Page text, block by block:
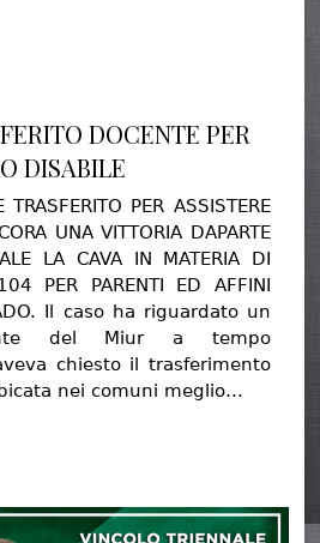
DOCENTE PER
DISABILE
TRASFERITO PER ASSISTERE
UNA VITTORIA DAPARTE
LA CAVA IN MATERIA DI
PER PARENTI ED AFFINI
Il caso ha riguardato un
del Miur a tempo
chiesto il trasferimento
nei comuni meglio…